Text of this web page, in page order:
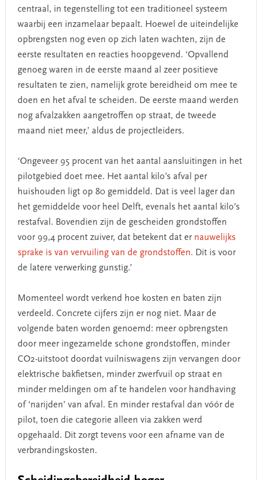
centraal, in tegenstelling tot een traditioneel systeem
waarbij een inzamelaar bepaalt. Hoewel de uiteindelijke
opbrengsten nog even op zich laten wachten, zijn de
eerste resultaten en reacties hoopgevend. ‘Opvallend
genoeg waren in de eerste maand al zeer positieve
resultaten te zien, namelijk grote bereidheid om mee te
doen en het afval te scheiden. De eerste maand werden
nog afvalzakken aangetroffen op straat, de tweede
maand niet meer,’ aldus de projectleiders.
‘Ongeveer 95 procent van het aantal aansluitingen in het
pilotgebied doet mee. Het aantal kilo’s afval per
huishouden ligt op 80 gemiddeld. Dat is veel lager dan
het gemiddelde voor heel Delft, evenals het aantal kilo’s
restafval. Bovendien zijn de gescheiden grondstoffen
voor 99,4 procent zuiver, dat betekent dat er nauwelijks
sprake is van vervuiling van de grondstoffen. Dit is voor
de latere verwerking gunstig.’
Momenteel wordt verkend hoe kosten en baten zijn
verdeeld. Concrete cijfers zijn er nog niet. Maar de
volgende baten worden genoemd: meer opbrengsten
door meer ingezamelde schone grondstoffen, minder
CO2-uitstoot doordat vuilniswagens zijn vervangen door
elektrische bakfietsen, minder zwerfvuil op straat en
minder meldingen om af te handelen voor handhaving
of ‘narijden’ van afval. En minder restafval dan vóór de
pilot, toen die categorie alleen via zakken werd
opgehaald. Dit zorgt tevens voor een afname van de
verbrandingskosten.